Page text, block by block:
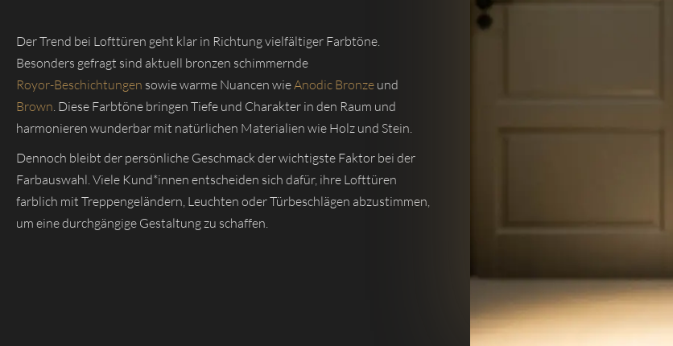
Der Trend bei Lofttüren geht klar in Richtung vielfältiger Farbtöne.
Besonders gefragt sind aktuell bronzen schimmernde
Royor-Beschichtungen sowie warme Nuancen wieAnodic Bronze und
Brown. Diese Farbtöne bringen Tiefe und Charakter in den Raum und
harmonieren wunderbar mit natürlichen Materialien wie Holz und Stein.
Dennoch bleibt der persönliche Geschmack der wichtigste Faktor bei der
Farbauswahl. Viele Kund*innen entscheiden sich dafür, ihre Lofttüren
farblich mit Treppengeländern, Leuchten oder Türbeschlägen abzustimmen,
um eine durchgängige Gestaltung zu schaffen.